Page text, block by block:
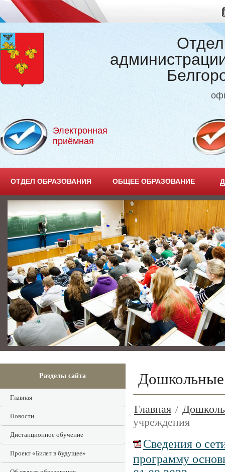
Электронная
приёмная
ОТДЕЛ ОБРАЗОВАНИЯ ОБЩЕЕ ОБРАЗОВАНИЕ
Разделы сайта
Главная
Новости
Дистанционное обучение
Проект «Билет в будущее»
Дошкольные
Главная /
учреждения
Сведения о
программу